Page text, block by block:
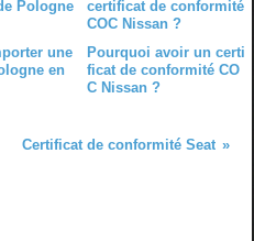
une
en
Pourquoi avoir un certi
ficat de conformité CO
C Nissan ?
Certificat de conformité Seat